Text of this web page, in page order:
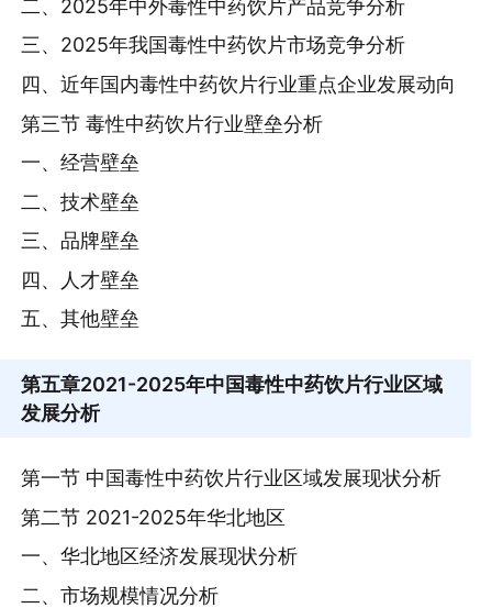
二、2025年中外毒性中药饮片产品竞争分析
三、2025年我国毒性中药饮片市场竞争分析
四、近年国内毒性中药饮片行业重点企业发展动向
第三节 毒性中药饮片行业壁垒分析
一、经营壁垒
二、技术壁垒
三、品牌壁垒
四、人才壁垒
五、其他壁垒
第五章2021-2025年中国毒性中药饮片行业区域
发展分析
第一节 中国毒性中药饮片行业区域发展现状分析
第二节 2021-2025年华北地区
一、华北地区经济发展现状分析
二、市场规模情况分析